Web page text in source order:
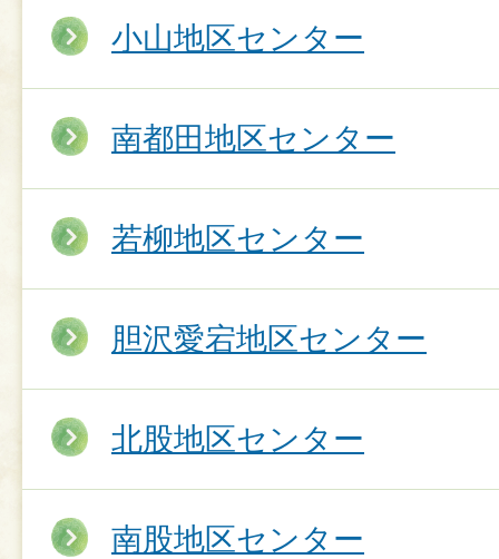
小山地区センター
南都田地区センター
若柳地区センター
胆沢愛宕地区センター
北股地区センター
南股地区センター